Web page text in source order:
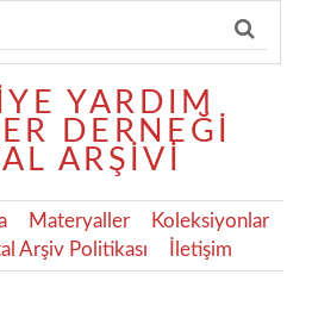
Materyaller
Koleksiyonlar
Arşiv Politikası İletişim